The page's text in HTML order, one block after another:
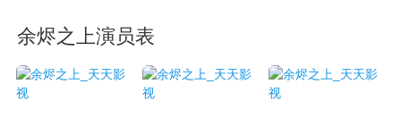
余烬之上演员表